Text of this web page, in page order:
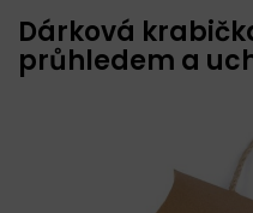
Dárková
průhledem a